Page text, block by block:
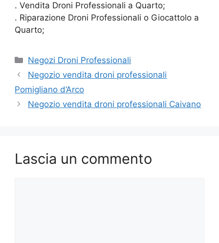
. Vendita Droni Professionali a Quarto;
. Riparazione Droni Professionali o Giocattolo a
Quarto;
Categorie
Negozi Droni Professionali
Negozio vendita droni professionali
Pomigliano d’Arco
Negozio vendita droni professionali Caivano
Lascia un commento